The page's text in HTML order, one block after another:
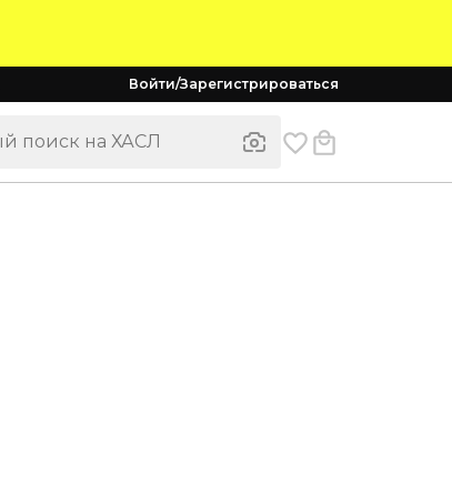
Войти/Зарегистрироваться